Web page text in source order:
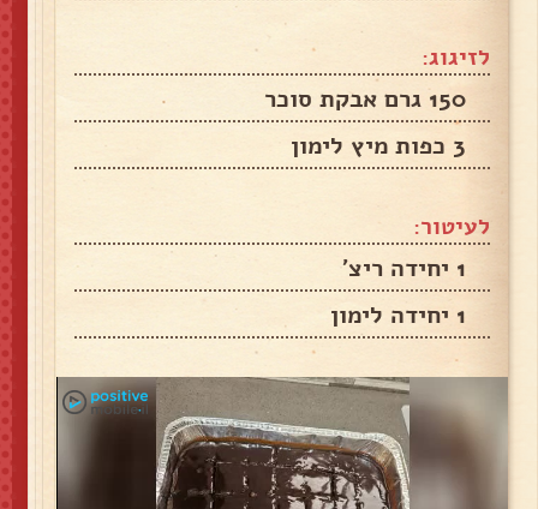
לזיגוג:
150 גרם אבקת סוכר
3 כפות מיץ לימון
לעיטור:
1 יחידה ריצ'
1 יחידה לימון